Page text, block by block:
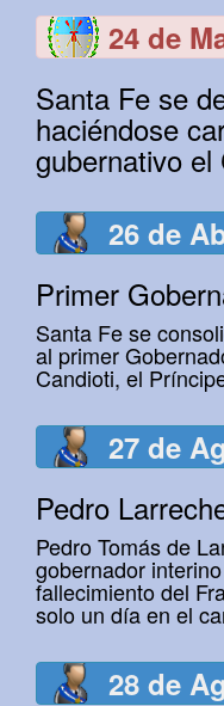
24 de
Santa Fe se
haciéndose
gubernativo el
26 de
Primer
Santa Fe se
al primer
Candioti, el
27 de
Pedro
Pedro Tomás de
gobernador
fallecimiento del
solo un día en el
28 de